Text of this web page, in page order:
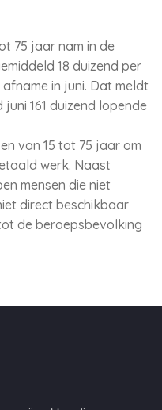
75 jaar nam in de
18 duizend per
in juni. Dat meldt
juni 161 duizend lopende
van 15 tot 75 jaar om
werk. Naast
mensen die niet
direct beschikbaar
de beroepsbevolking